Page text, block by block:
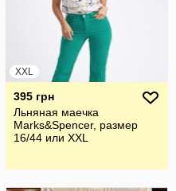
XXL
395 грн
Льняная маечка
Marks&Spencer, размер
16/44 или XXL